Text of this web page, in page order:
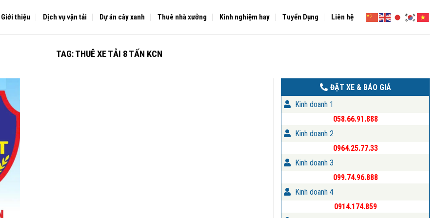
Giới thiệu Dịch vụ vận tải Dự án cây xanh Thuê nhà xưởng Kinh nghiệm hay Tuyển Dụng Liên hệ
TAG:THUÊ XE TẢI 8 TẤN KCN
ĐẶT XE & BÁO GIÁ
Kinh doanh 1
058.66.91.888
Kinh doanh 2
0964.25.77.33
Kinh doanh 3
099.74.96.888
Kinh doanh 4
0914.174.859